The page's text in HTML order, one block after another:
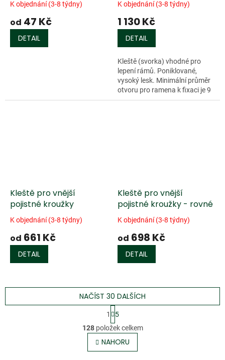
K objednání (3-8 týdny)
od 47 Kč
DETAIL
K objednání (3-8 týdny)
1 130 Kč
DETAIL
Kleště (svorka) vhodné pro
lepení rámů. Poniklované,
vysoký lesk. Minimální průměr
otvoru pro ramena k fixaci je 9
mm....
Kleště pro vnější
pojistné kroužky
K objednání (3-8 týdny)
od 661 Kč
DETAIL
Kleště pro vnější
pojistné kroužky - rovné
K objednání (3-8 týdny)
od 698 Kč
DETAIL
O
v
l
á
NAČÍST 30 DALŠÍCH
S
t
r
á
n
k
1
5
128položek celkem
NAHORU